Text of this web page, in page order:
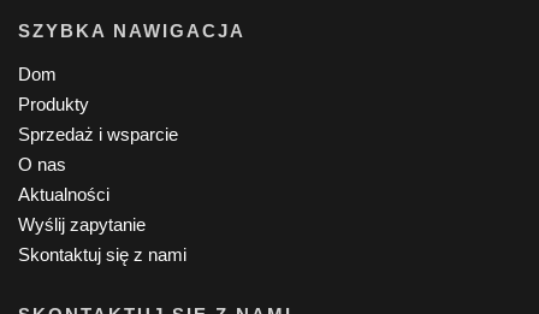
SZYBKA NAWIGACJA
Dom
Produkty
Sprzedaż i wsparcie
O nas
Aktualności
Wyślij zapytanie
Skontaktuj się z nami